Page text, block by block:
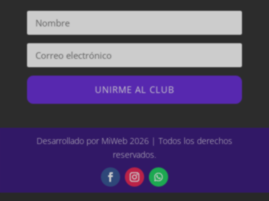
UNIRME AL CLUB
Desarrollado por MiWeb 2026 | Todos los derechos
reservados.